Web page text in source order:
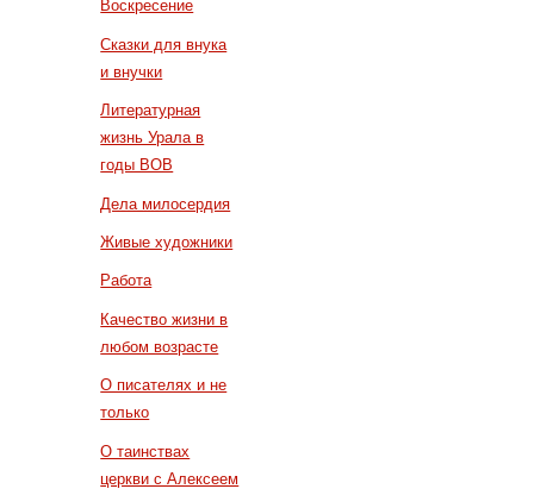
Воскресение
Сказки для внука
и внучки
Литературная
жизнь Урала в
годы ВОВ
Дела милосердия
Живые художники
Работа
Качество жизни в
любом возрасте
О писателях и не
только
О таинствах
церкви с Алексеем